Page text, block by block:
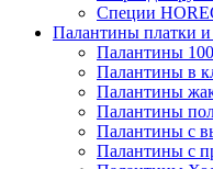
Специи
Палантины платки
Палантины
Палантины в
Палантины
Палантины
Палантины с
Палантины с